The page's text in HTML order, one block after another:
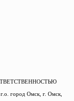
город Омск, г. Омск,